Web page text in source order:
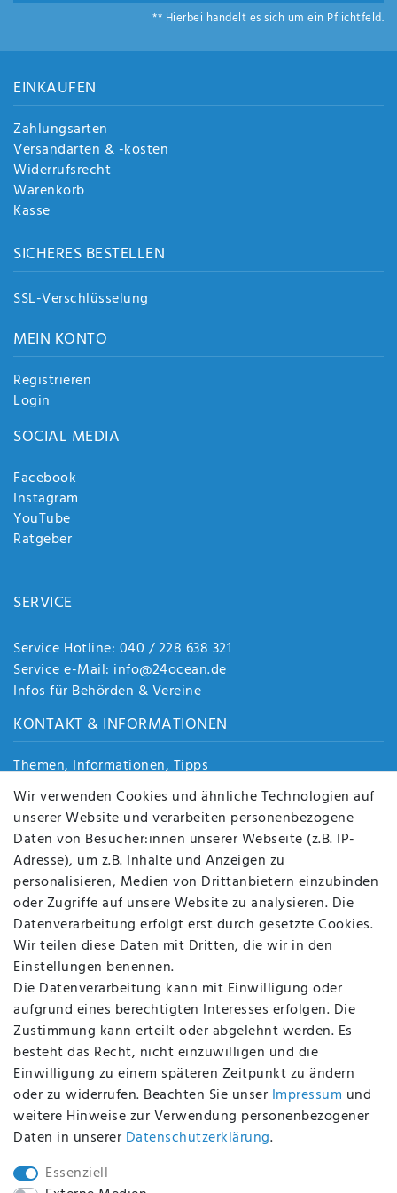
** Hierbei handelt es sich um ein Pflichtfeld.
EINKAUFEN
Zahlungsarten
Versandarten & -kosten
Widerrufsrecht
Warenkorb
Kasse
SICHERES BESTELLEN
SSL-Verschlüsselung
MEIN KONTO
Registrieren
Login
SOCIAL MEDIA
Facebook
Instagram
YouTube
Ratgeber
SERVICE
Service Hotline: 040 / 228 638 321
Service e-Mail: info@24ocean.de
Infos für Behörden & Vereine
KONTAKT & INFORMATIONEN
Themen, Informationen, Tipps
Jobs
Über uns
Kontakt
Datenschutz
AGB
FAQ
Batterieentsorgung
Altölverordnung
Impressum
BEQUEM UND SICHER BEZAHLEN MIT
BEI UNS SIND SIE SICHER!
Wir verwenden Cookies und ähnliche Technologien auf
unserer Website und verarbeiten personenbezogene
Daten von Besucher:innen unserer Webseite (z.B. IP-
Adresse), um z.B. Inhalte und Anzeigen zu
personalisieren, Medien von Drittanbietern einzubinden
oder Zugriffe auf unsere Website zu analysieren. Die
Datenverarbeitung erfolgt erst durch gesetzte Cookies.
Wir teilen diese Daten mit Dritten, die wir in den
Einstellungen benennen.
Die Datenverarbeitung kann mit Einwilligung oder
aufgrund eines berechtigten Interesses erfolgen. Die
Zustimmung kann erteilt oder abgelehnt werden. Es
besteht das Recht, nicht einzuwilligen und die
Einwilligung zu einem späteren Zeitpunkt zu ändern
oder zu widerrufen. Beachten Sie unser Impressum und
weitere Hinweise zur Verwendung personenbezogener
Daten in unserer Daten­schutz­erklärung.
Essenziell